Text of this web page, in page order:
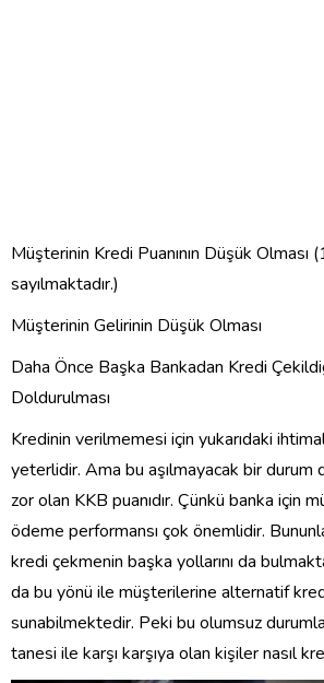
Müşterinin Kredi Puanının Düşük Olması
sayılmaktadır.)
Müşterinin Gelirinin Düşük Olması
Daha Önce Başka Bankadan Kredi
Doldurulması
Kredinin verilmemesi için yukarıdaki
yeterlidir. Ama bu aşılmayacak bir durum
zor olan KKB puanıdır. Çünkü banka için
ödeme performansı çok önemlidir.
kredi çekmenin başka yollarını da
da bu yönü ile müşterilerine alternatif
sunabilmektedir. Peki bu olumsuz
tanesi ile karşı karşıya olan kişiler nasıl